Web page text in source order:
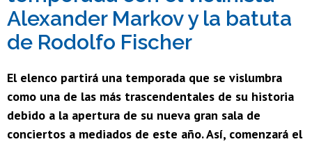
Alexander Markov y la batuta
de Rodolfo Fischer
El elenco partirá una temporada que se vislumbra
como una de las más trascendentales de su historia
debido a la apertura de su nueva gran sala de
conciertos a mediados de este año. Así, comenzará el